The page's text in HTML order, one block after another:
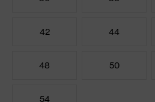
42 44
48 50
54